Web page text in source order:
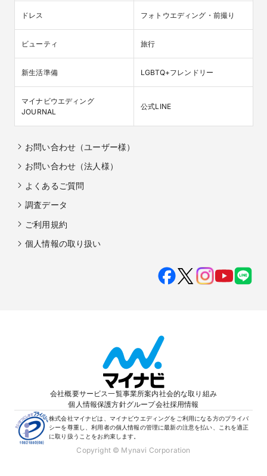
ドレス フォトウエディング・前撮り
ビューティ 旅行
新生活準備 LGBTQ+フレンドリー
マイナビウエディング
JOURNAL
公式LINE
お問い合わせ（ユーザー様）
お問い合わせ（法人様）
よくあるご質問
調査データ
ご利用規約
個人情報の取り扱い
会社概要サービス一覧事業所案内社会的な取り組み
個人情報保護方針グループ会社採用情報
株式会社マイナビは、マイナビウエディングをご利用になる方のプライバ
シーを尊重し、利用者の個人情報の管理に最新の注意を払い、これを適正
に取り扱うことをお約束します。
Copyright © Mynavi Corporation